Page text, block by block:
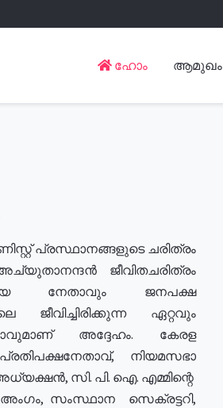
ഹോം ആമുഖം
പ്രസ്ഥാനങ്ങളുടെ ചരിത്രം
ജീവിതചരിത്രം
നേതാവും ജനപക്ഷ
ജീവിച്ചിരിക്കുന്ന ഏറ്റവും
അദ്ദേഹം. കേരള
നിയമസഭാ
സി. പി. ഐ. എമ്മിന്റെ
സംസ്ഥാന സെക്രട്ടറി,